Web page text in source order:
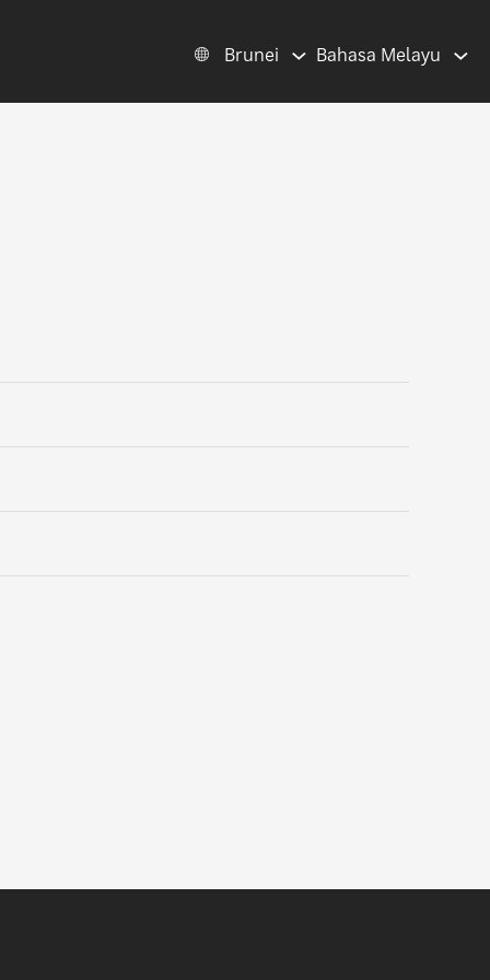
Brunei Bahasa Melayu